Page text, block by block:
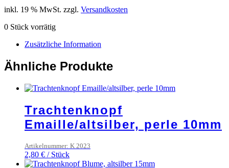
inkl. 19 % MwSt. zzgl. Versandkosten
0 Stück vorrätig
Zusätzliche Information
Ähnliche Produkte
Trachtenknopf
Emaille/altsilber, perle 10mm
Artikelnummer: K 2023
2,80 € / Stück